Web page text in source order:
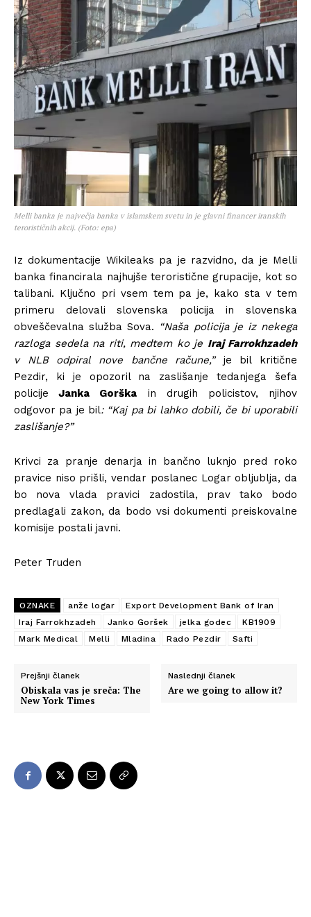
Melli banka je največja banka v islamskem svetu in je glavni financer iranskih
terorističnih akcij. (Foto: epa)
Iz dokumentacije Wikileaks pa je razvidno, da je Melli
banka financirala najhujše teroristične grupacije, kot so
talibani. Ključno pri vsem tem pa je, kako sta v tem
primeru delovali slovenska policija in slovenska
obveščevalna služba Sova. “Naša policija je iz nekega
razloga sedela na riti, medtem ko je Iraj Farrokhzadeh
v NLB odpiral nove bančne račune,” je bil kritične
Pezdir, ki je opozoril na zaslišanje tedanjega šefa
policije Janka Gorška in drugih policistov, njihov
odgovor pa je bil: “Kaj pa bi lahko dobili, če bi uporabili
zaslišanje?”
Krivci za pranje denarja in bančno luknjo pred roko
pravice niso prišli, vendar poslanec Logar obljublja, da
bo nova vlada pravici zadostila, prav tako bodo
predlagali zakon, da bodo vsi dokumenti preiskovalne
komisije postali javni.
Peter Truden
OZNAKE anže logar
Export Development Bank of Iran
Iraj Farrokhzadeh
Janko Goršek jelka godec
KB1909
Mark Medical
Melli Mladina Rado Pezdir Safti
Prejšnji članek
Obiskala vas je sreča: The
New York Times
Naslednji članek
Are we going to allow it?